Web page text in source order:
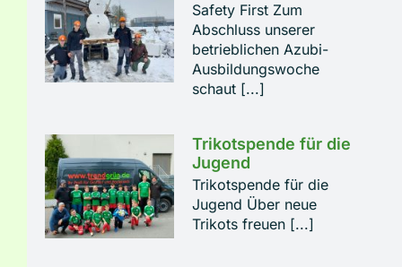
Safety First Zum
Abschluss unserer
betrieblichen Azubi-
Ausbildungswoche
schaut [...]
Trikotspende für die
Jugend
Trikotspende für die
Jugend Über neue
Trikots freuen [...]